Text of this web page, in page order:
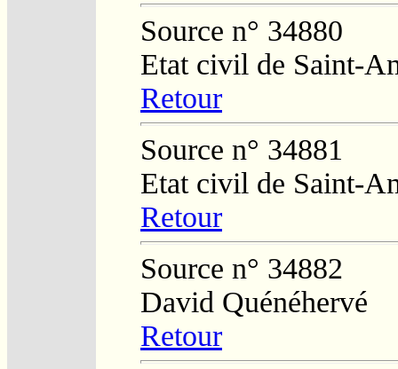
Source n° 34880
Etat civil de Saint-
Retour
Source n° 34881
Etat civil de Saint-
Retour
Source n° 34882
David Quénéhervé
Retour